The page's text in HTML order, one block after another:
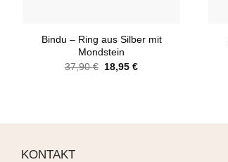
Bindu – Ring aus Silber mit
Mondstein
37,90€ 18,95€
KONTAKT